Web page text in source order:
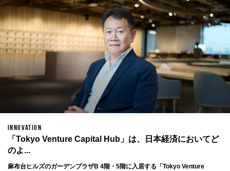
INNOVATION
「Tokyo Venture Capital Hub」は、日本経済においてど
のよ...
麻布台ヒルズのガーデンプラザB 4階・5階に入居する「Tokyo Venture